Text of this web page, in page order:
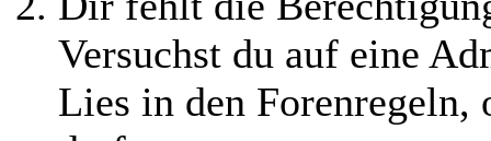
Versuchst du auf eine
Lies in den Forenregeln,